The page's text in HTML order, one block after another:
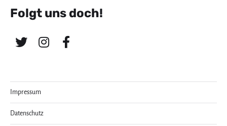
Folgt uns doch!
Impressum
Datenschutz